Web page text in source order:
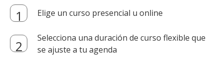
Elige un curso presencial u online
Selecciona una duración de curso flexible que
se ajuste a tu agenda